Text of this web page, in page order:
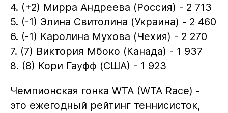
4. (+2) Мирра Андреева (Россия) - 2 713
5. (-1) Элина Свитолина (Украина) - 2 460
6. (-1) Каролина Мухова (Чехия) - 2 270
7. (7) Виктория Мбоко (Канада) - 1 937
8. (8) Кори Гауфф (США) - 1 923
Чемпионская гонка WTA (WTA Race) -
это ежегодный рейтинг теннисисток,